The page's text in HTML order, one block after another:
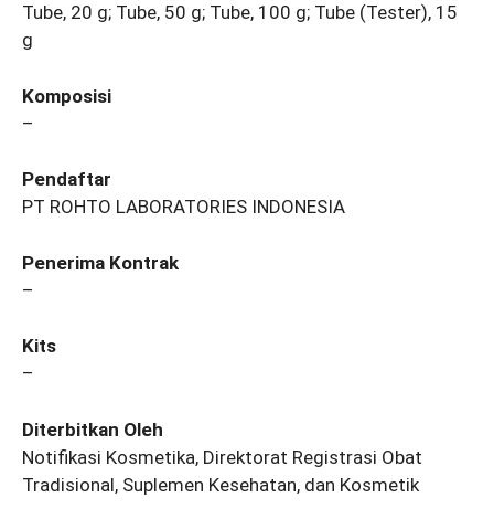
Tube, 20 g; Tube, 50 g; Tube, 100 g; Tube (Tester), 15
g
Komposisi
–
Pendaftar
PT ROHTO LABORATORIES INDONESIA
Penerima Kontrak
–
Kits
–
Diterbitkan Oleh
Notifikasi Kosmetika, Direktorat Registrasi Obat
Tradisional, Suplemen Kesehatan, dan Kosmetik